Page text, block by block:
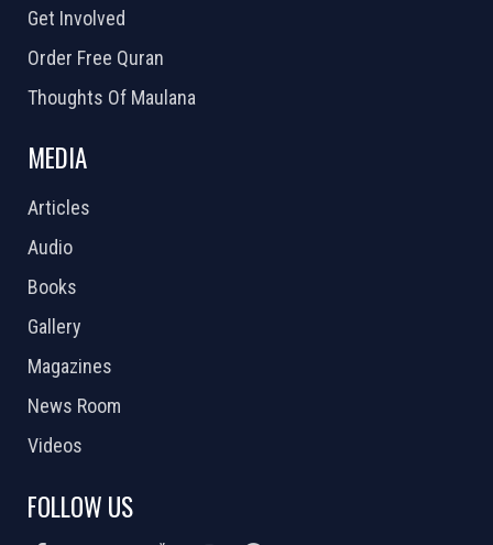
Get Involved
Order Free Quran
Thoughts Of Maulana
MEDIA
Articles
Audio
Books
Gallery
Magazines
News Room
Videos
FOLLOW US